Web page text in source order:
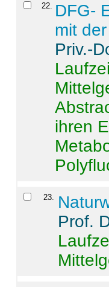
22
DFG-
mit
Priv.-
ihren
23.
Prof.